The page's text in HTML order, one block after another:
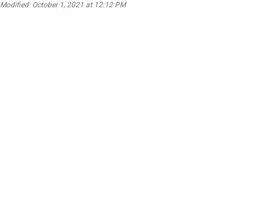
Modified: October 1, 2021 at 12:12 PM